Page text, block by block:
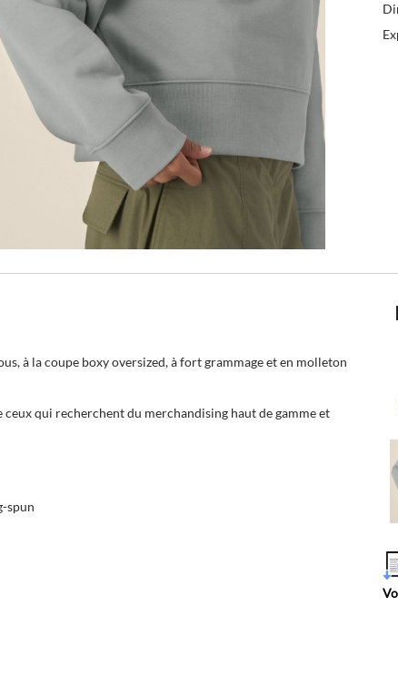
à la coupe boxy oversized, à fort grammage et en molleton
qui recherchent du merchandising haut de gamme et
spun